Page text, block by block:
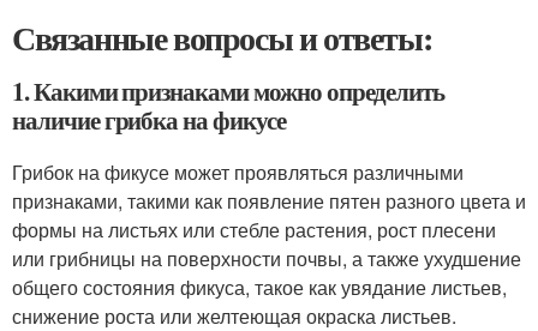
Связанные вопросы и ответы:
1. Какими признаками можно определить
наличие грибка на фикусе
Грибок на фикусе может проявляться различными
признаками, такими как появление пятен разного цвета и
формы на листьях или стебле растения, рост плесени
или грибницы на поверхности почвы, а также ухудшение
общего состояния фикуса, такое как увядание листьев,
снижение роста или желтеющая окраска листьев.